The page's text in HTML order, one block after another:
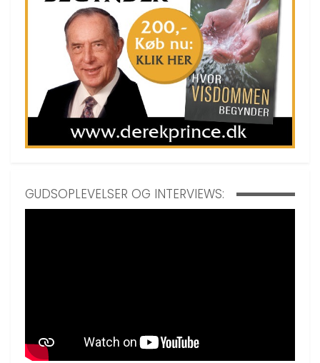
GUDSOPLEVELSER OG INTERVIEWS: